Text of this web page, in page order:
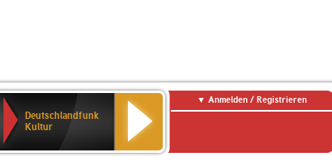
Deutschlandfunk
Kultur
Anmelden / Registrieren